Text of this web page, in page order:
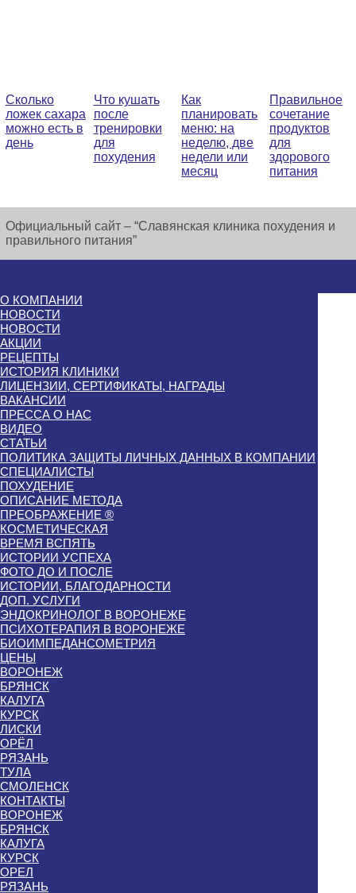
Cколько
ложек сахара
можно есть в
день
Что кушать
после
тренировки
для
похудения
Как
планировать
меню: на
неделю, две
недели или
месяц
Правильное
сочетание
продуктов
для
здорового
питания
Официальный сайт – “Славянская клиника похудения и
правильного питания”
О КОМПАНИИ
НОВОСТИ
НОВОСТИ
АКЦИИ
РЕЦЕПТЫ
ИСТОРИЯ КЛИНИКИ
ЛИЦЕНЗИИ, СЕРТИФИКАТЫ, НАГРАДЫ
ВАКАНСИИ
ПРЕССА О НАС
ВИДЕО
СТАТЬИ
ПОЛИТИКА ЗАЩИТЫ ЛИЧНЫХ ДАННЫХ В КОМПАНИИ
СПЕЦИАЛИСТЫ
ПОХУДЕНИЕ
ОПИСАНИЕ МЕТОДА
ПРЕОБРАЖЕНИЕ ®
КОСМЕТИЧЕСКАЯ
ВРЕМЯ ВСПЯТЬ
ИСТОРИИ УСПЕХА
ФОТО ДО И ПОСЛЕ
ИСТОРИИ, БЛАГОДАРНОСТИ
ДОП. УСЛУГИ
ЭНДОКРИНОЛОГ В ВОРОНЕЖЕ
ПСИХОТЕРАПИЯ В ВОРОНЕЖЕ
БИОИМПЕДАНСОМЕТРИЯ
ЦЕНЫ
ВОРОНЕЖ
БРЯНСК
КАЛУГА
КУРСК
ЛИСКИ
ОРЁЛ
РЯЗАНЬ
ТУЛА
СМОЛЕНСК
КОНТАКТЫ
ВОРОНЕЖ
БРЯНСК
КАЛУГА
КУРСК
ОРЕЛ
РЯЗАНЬ